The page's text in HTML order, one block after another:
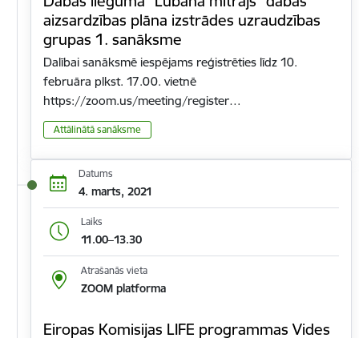
aizsardzības plāna izstrādes uzraudzības
grupas 1. sanāksme
Dalībai sanāksmē iespējams reģistrēties līdz 10.
februāra plkst. 17.00. vietnē
https://zoom.us/meeting/register…
Attālinātā sanāksme
Datums
4. marts, 2021
Laiks
11.00–13.30
Atrašanās vieta
ZOOM platforma
Eiropas Komisijas LIFE programmas Vides